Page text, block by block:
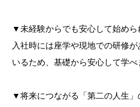
▼未経験からでも安心して始め
入社時には座学や現地での研修
いるため、基礎から安心して学べ
▼将来につながる「第二の人生